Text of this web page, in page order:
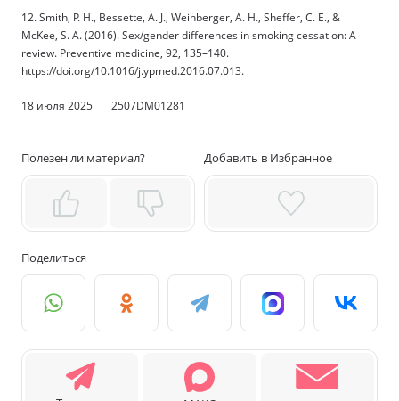
12. Smith, P. H., Bessette, A. J., Weinberger, A. H., Sheffer, C. E., &
McKee, S. A. (2016). Sex/gender differences in smoking cessation: A
review. Preventive medicine, 92, 135–140.
https://doi.org/10.1016/j.ypmed.2016.07.013.
18 июля 2025 2507DM01281
Полезен ли материал? Добавить в Избранное
Поделиться